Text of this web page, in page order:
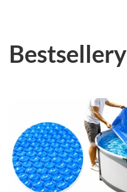
Bestsellery